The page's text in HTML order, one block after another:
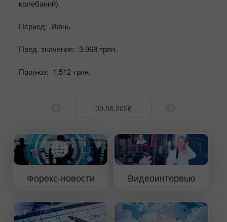
колебаний)
Период: Июнь
Пред. значение: 3.968 трлн.
Прогноз: 1.512 трлн.
Форекс-новости Видеоинтервью